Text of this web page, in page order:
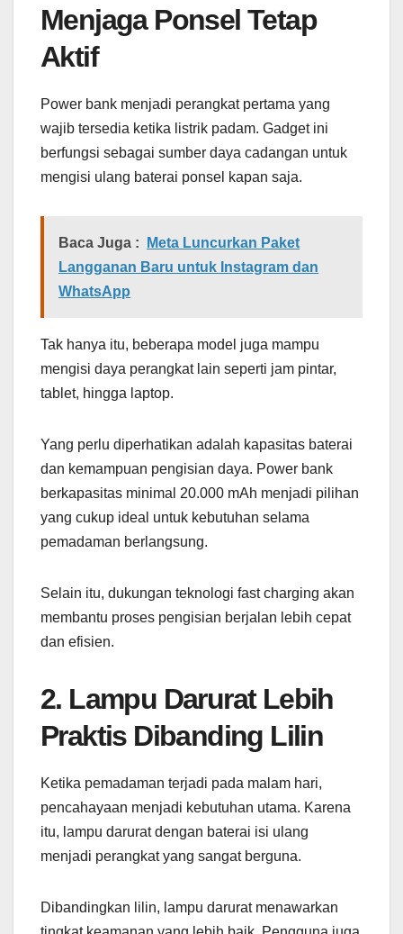
Menjaga Ponsel Tetap
Aktif
Power bank menjadi perangkat pertama yang
wajib tersedia ketika listrik padam. Gadget ini
berfungsi sebagai sumber daya cadangan untuk
mengisi ulang baterai ponsel kapan saja.
Baca Juga :
Meta Luncurkan Paket
Langganan Baru untuk Instagram dan
WhatsApp
Tak hanya itu, beberapa model juga mampu
mengisi daya perangkat lain seperti jam pintar,
tablet, hingga laptop.
Yang perlu diperhatikan adalah kapasitas baterai
dan kemampuan pengisian daya. Power bank
berkapasitas minimal 20.000 mAh menjadi pilihan
yang cukup ideal untuk kebutuhan selama
pemadaman berlangsung.
Selain itu, dukungan teknologi fast charging akan
membantu proses pengisian berjalan lebih cepat
dan efisien.
2. Lampu Darurat Lebih
Praktis Dibanding Lilin
Ketika pemadaman terjadi pada malam hari,
pencahayaan menjadi kebutuhan utama. Karena
itu, lampu darurat dengan baterai isi ulang
menjadi perangkat yang sangat berguna.
Dibandingkan lilin, lampu darurat menawarkan